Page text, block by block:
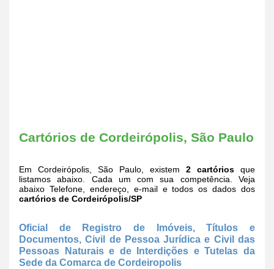
Cartórios de Cordeirópolis, São Paulo
Em Cordeirópolis, São Paulo, existem 2 cartórios que
listamos abaixo. Cada um com sua competência. Veja
abaixo Telefone, endereço, e-mail e todos os dados dos
cartórios de Cordeirópolis/SP
Oficial de Registro de Imóveis, Títulos e
Documentos, Civil de Pessoa Jurídica e Civil das
Pessoas Naturais e de Interdições e Tutelas da
Sede da Comarca de Cordeiropolis